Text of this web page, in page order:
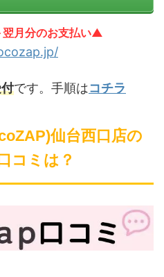
月分のお支払い▲
です。手順はコチラ
仙台西口店の
コミは？